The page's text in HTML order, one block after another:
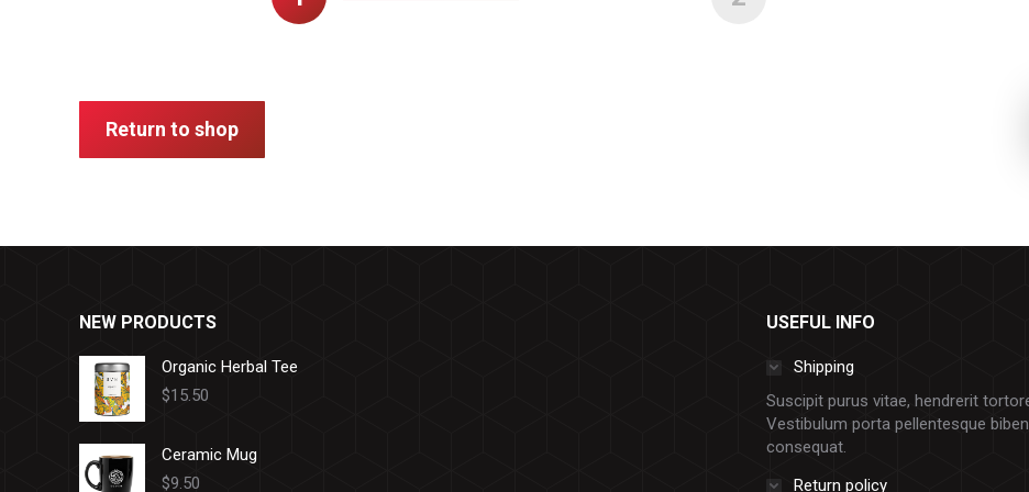
Return to shop
NEW PRODUCTS
Organic Herbal Tee
$15.50
Ceramic Mug
$9.50
USEFUL INFO
Shipping
Suscipit purus vitae, hendrerit
Vestibulum porta pellentesque
consequat.
Return policy